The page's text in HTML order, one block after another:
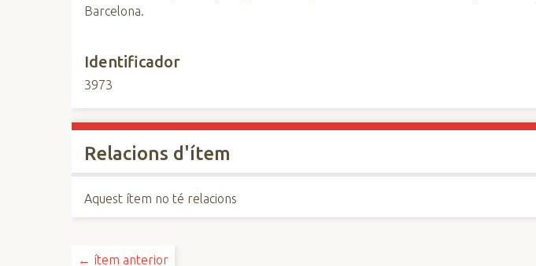
Barcelona.
Identificador
3973
Relacions d'ítem
Aquest ítem no té relacions
← ítem anterior